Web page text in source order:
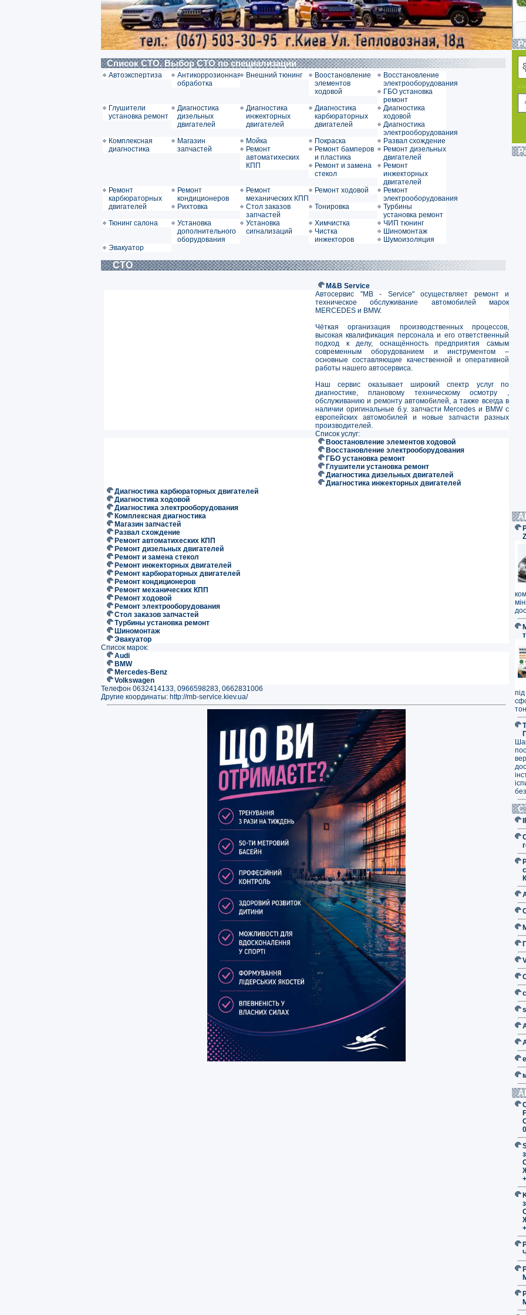
Список СТО. Выбор СТО по специализации
Автоэкспертиза
Антикоррозионная
обработка
Внешний тюнинг
Воостановление
элементов
ходовой
Восстановление
электрооборудования
ГБО установка
ремонт
Глушители
установка ремонт
Диагностика
дизельных
двигателей
Диагностика
инжекторных
двигателей
Диагностика
карбюраторных
двигателей
Диагностика
ходовой
Диагностика
электрооборудования
Комплексная
диагностика
Магазин
запчастей
Мойка Покраска
Развал схождение
Ремонт
автоматихеских
КПП
Ремонт бамперов
и пластика
Ремонт дизельных
двигателей
Ремонт и замена
стекол
Ремонт
инжекторных
двигателей
Ремонт
карбюраторных
двигателей
Ремонт
кондиционеров
Ремонт
механических КПП
Ремонт ходовой
Ремонт
электрооборудования
Рихтовка
Стол заказов
запчастей
Тонировка
Турбины
установка ремонт
Тюнинг салона
Установка
дополнительного
оборудования
Установка
сигнализаций
Химчистка
ЧИП тюнинг
Чистка
инжекторов
Шиномонтаж
Шумоизоляция
Эвакуатор
СТО
M&B Service
Автосервис "MB - Service" осуществляет ремонт и
техническое обслуживание автомобилей марок
MERCEDES и BMW.
Чёткая организация производственных процессов,
высокая квалификация персонала и его ответственный
подход к делу, оснащённость предприятия самым
современным оборудованием и инструментом –
основные составляющие качественной и оперативной
работы нашего автосервиса.
Наш сервис оказывает широкий спектр услуг по
диагностике, плановому техническому осмотру ,
обслуживанию и ремонту автомобилей, а также всегда в
наличии оригинальные б.у. запчасти Mercedes и BMW с
европейских автомобилей и новые запчасти разных
производителей.
Список услуг:
Воостановление элементов ходовой
Восстановление электрооборудования
ГБО установка ремонт
Глушители установка ремонт
Диагностика дизельных двигателей
Диагностика инжекторных двигателей
Диагностика карбюраторных двигателей
Диагностика ходовой
Диагностика электрооборудования
Комплексная диагностика
Магазин запчастей
Развал схождение
Ремонт автоматихеских КПП
Ремонт дизельных двигателей
Ремонт и замена стекол
Ремонт инжекторных двигателей
Ремонт карбюраторных двигателей
Ремонт кондиционеров
Ремонт механических КПП
Ремонт ходовой
Ремонт электрооборудования
Стол заказов запчастей
Турбины установка ремонт
Шиномонтаж
Эвакуатор
Список марок:
Audi
BMW
Mercedes-Benz
Volkswagen
Телефон 0632414133, 0966598283, 0662831006
Другие координаты: http://mb-service.kiev.ua/